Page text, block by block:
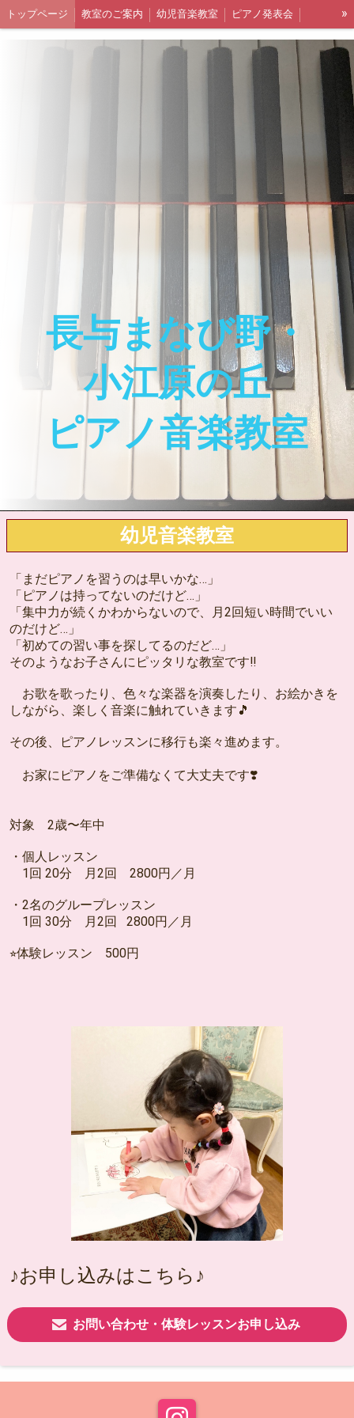
トップページ 教室のご案内 幼児音楽教室 ピアノ発表会
音脳リトミック教室 リトミック生徒さんの声
»
長与まなび野・
小江原の丘
ピアノ音楽教室
幼児音楽教室
「まだピアノを習うのは早いかな…」
「ピアノは持ってないのだけど…」
「集中力が続くかわからないので、月2回短い時間でいい
のだけど…」
「初めての習い事を探してるのだど…」
そのようなお子さんにピッタリな教室です‼️
お歌を歌ったり、色々な楽器を演奏したり、お絵かきを
しながら、楽しく音楽に触れていきます🎵
その後、ピアノレッスンに移行も楽々進めます。
お家にピアノをご準備なくて大丈夫です❣️
対象 2歳〜年中
・個人レッスン
1回 20分 月2回 2800円／月
・2名のグループレッスン
1回 30分 月2回 2800円／月
⭐︎体験レッスン 500円
♪お申し込みはこちら♪
お問い合わせ・体験レッスンお申し込み